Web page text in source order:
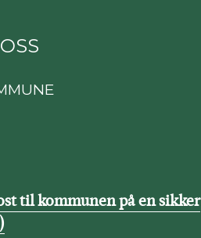
til kommunen på en sikker